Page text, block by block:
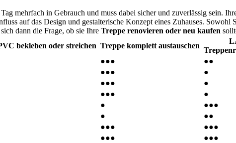
mehrfach in Gebrauch und muss dabei sicher und zuverlässig sein.
auf das Design und gestalterische Konzept eines Zuhauses.
dann die Frage, ob sie Ihre Treppe renovieren oder neu kaufen
bekleben oder streichen Treppe komplett austauschen
●●●
●●
●●●
●
●●●
●
●●●
●
●
●●●
●
●●
●●●
●●●
●●● ●●●